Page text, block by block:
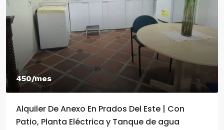
450/mes
Alquiler De Anexo En Prados Del Este | Con
Patio, Planta Eléctrica y Tanque de agua